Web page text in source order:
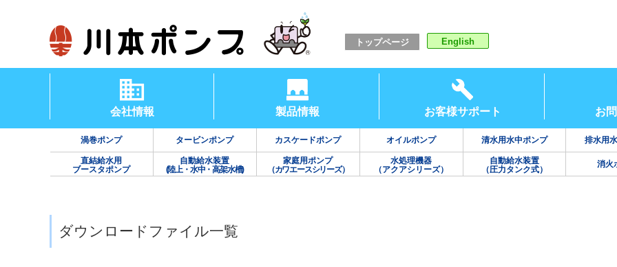
トップページ English
会社情報 製品情報 お客様サポート お
渦巻ポンプ タービンポンプ カスケードポンプ オイルポンプ 清水用水中ポンプ 排水用
直結給水用
ブースタポンプ
自動給水装置
(陸上・水中・高架水槽)
家庭用ポンプ
（カワエースシリーズ）
水処理機器
（アクアシリーズ）
自動給水装置
（圧力タンク式）
消火
ダウンロードファイル一覧